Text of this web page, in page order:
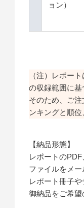
ョン）
（注）レポー
の収録範囲に基
そのため、ご
ンキングと順位
【納品形態】
レポートの
ファイルをメー
レポート冊子
御納品をご希望